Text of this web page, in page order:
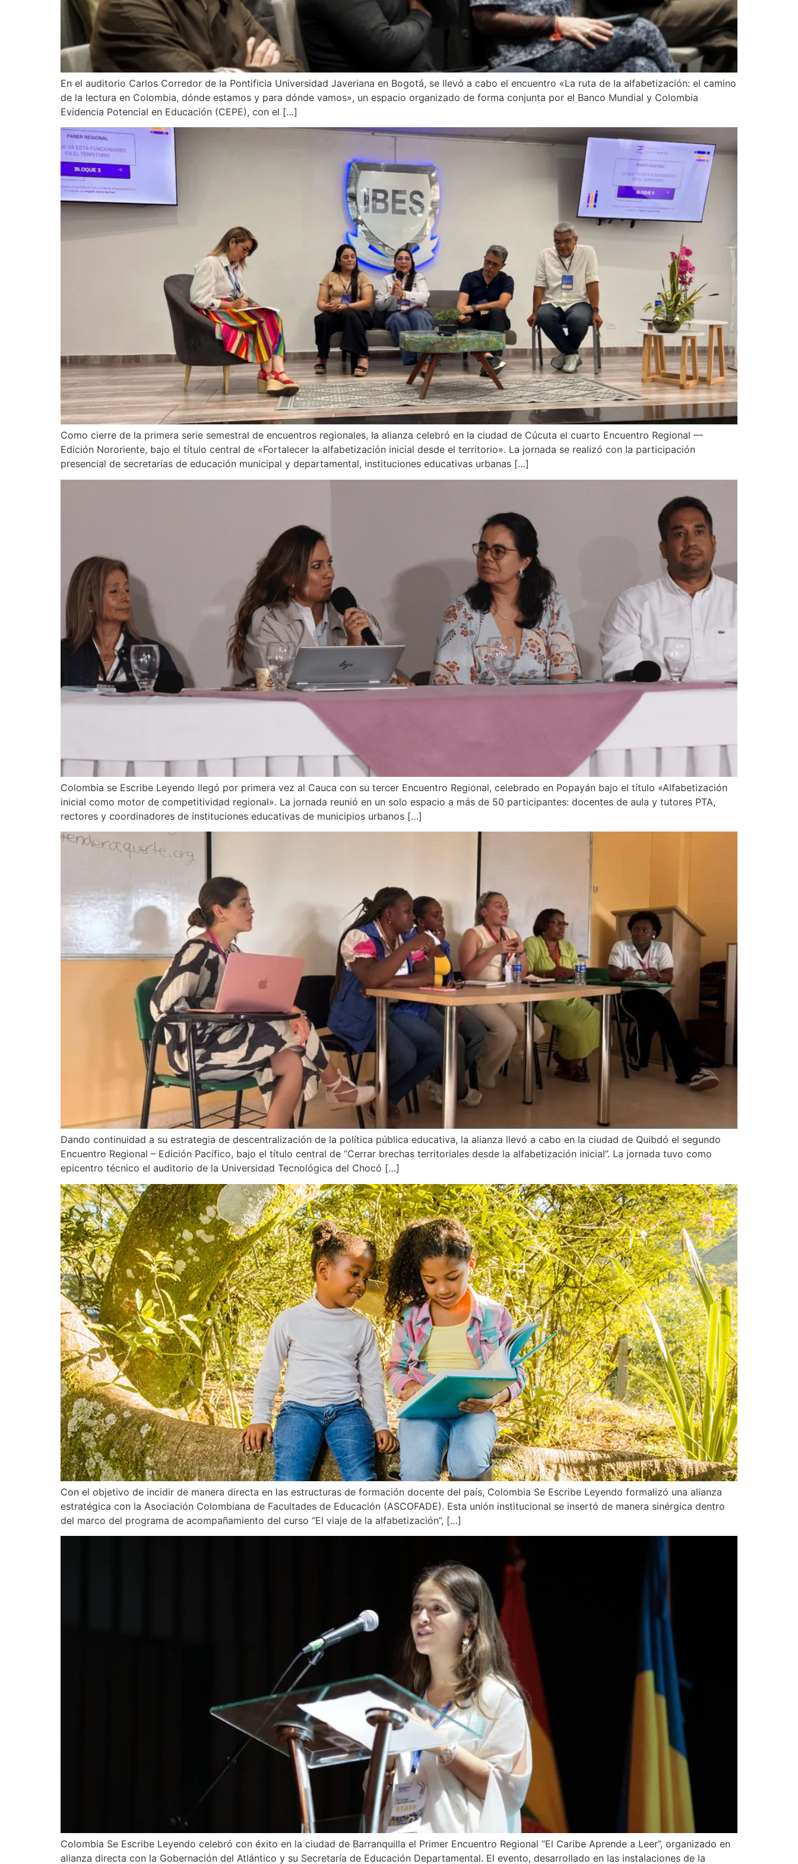
En el auditorio Carlos Corredor de la Pontificia Universidad Javeriana en Bogotá, se llevó a cabo el encuentro «La ruta de la alfabetización: el camino
de la lectura en Colombia, dónde estamos y para dónde vamos», un espacio organizado de forma conjunta por el Banco Mundial y Colombia
Evidencia Potencial en Educación (CEPE), con el […]
Como cierre de la primera serie semestral de encuentros regionales, la alianza celebró en la ciudad de Cúcuta el cuarto Encuentro Regional —
Edición Nororiente, bajo el título central de «Fortalecer la alfabetización inicial desde el territorio». La jornada se realizó con la participación
presencial de secretarías de educación municipal y departamental, instituciones educativas urbanas […]
Colombia se Escribe Leyendo llegó por primera vez al Cauca con su tercer Encuentro Regional, celebrado en Popayán bajo el título «Alfabetización
inicial como motor de competitividad regional». La jornada reunió en un solo espacio a más de 50 participantes: docentes de aula y tutores PTA,
rectores y coordinadores de instituciones educativas de municipios urbanos […]
Dando continuidad a su estrategia de descentralización de la política pública educativa, la alianza llevó a cabo en la ciudad de Quibdó el segundo
Encuentro Regional – Edición Pacífico, bajo el título central de “Cerrar brechas territoriales desde la alfabetización inicial”. La jornada tuvo como
epicentro técnico el auditorio de la Universidad Tecnológica del Chocó […]
Con el objetivo de incidir de manera directa en las estructuras de formación docente del país, Colombia Se Escribe Leyendo formalizó una alianza
estratégica con la Asociación Colombiana de Facultades de Educación (ASCOFADE). Esta unión institucional se insertó de manera sinérgica dentro
del marco del programa de acompañamiento del curso “El viaje de la alfabetización”, […]
Colombia Se Escribe Leyendo celebró con éxito en la ciudad de Barranquilla el Primer Encuentro Regional “El Caribe Aprende a Leer”, organizado en
alianza directa con la Gobernación del Atlántico y su Secretaría de Educación Departamental. El evento, desarrollado en las instalaciones de la